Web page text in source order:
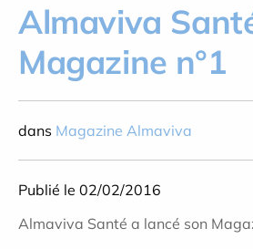
Almaviva
Magazine n°1
dans Magazine Almaviva
Publié le 02/02/2016
Almaviva Santé a lancé son